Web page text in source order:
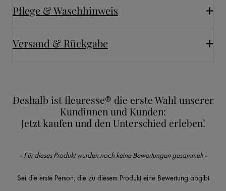
Pflege & Waschhinweis
Versand & Rückgabe
Deshalb ist fleuresse® die erste Wahl unserer
Kundinnen und Kunden:
Jetzt kaufen und den Unterschied erleben!
- Für dieses Produkt wurden noch keine Bewertungen gesammelt -
Sei die erste Person, die zu diesem Produkt eine Bewertung abgibt
New content loaded